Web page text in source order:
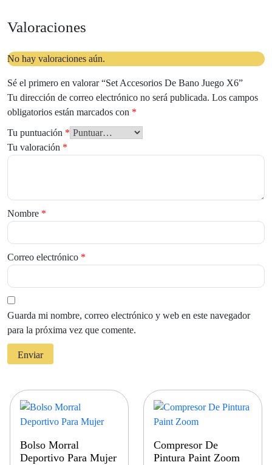
Valoraciones
No hay valoraciones aún.
Sé el primero en valorar “Set Accesorios De Bano Juego X6”
Tu dirección de correo electrónico no será publicada. Los campos
obligatorios están marcados con *
Tu puntuación *
Tu valoración *
Nombre *
Correo electrónico *
Guarda mi nombre, correo electrónico y web en este navegador
para la próxima vez que comente.
Bolso Morral
Deportivo Para Mujer
Compresor De
Pintura Paint Zoom